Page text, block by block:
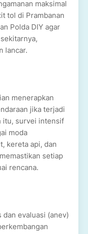
maksimal
tol di Prambanan
Polda DIY agar
lancar.
menerapkan
jika terjadi
itu, survei intensif
moda
kereta api, dan
setiap
rencana.
evaluasi (anev)